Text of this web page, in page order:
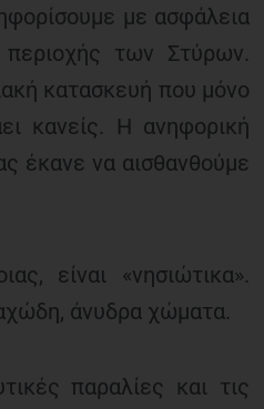
με ασφάλεια
των Στύρων.
κατασκευή που μόνο
κανείς. Η ανηφορική
έκανε να αισθανθούμε
είναι «νησιώτικα».
άνυδρα χώματα.
παραλίες και τις